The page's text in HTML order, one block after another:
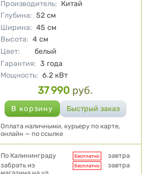
Производитель: Китай
Глубина: 52 см
Ширина: 45 см
Высота: 4 см
Цвет:
белый
Гарантия: 3 года
Мощность: 6.2 кВт
Цена
37 990 руб.
Оплата наличными, курьеру по карте,
онлайн — по ссылке
Условия доставки
По Калининграду бесплатно
завтра
забрать из
бесплатно завтра